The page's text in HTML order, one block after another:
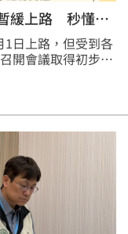
緩上路 秒懂
日上路，但受到各
開會議取得初步共
來會持續蒐集意
算是過渡期，要確
記者：簡浩正）